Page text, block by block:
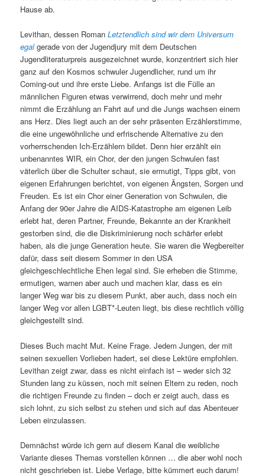
Hause ab.
Levithan, dessen RomanLetztendlich sind wir dem Universum
egalgerade von der Jugendjury mit dem Deutschen
Jugendliteraturpreis ausgezeichnet wurde, konzentriert sich hier
ganz auf den Kosmos schwuler Jugendlicher, rund um ihr
Coming-out und ihre erste Liebe. Anfangs ist die Fülle an
männlichen Figuren etwas verwirrend, doch mehr und mehr
nimmt die Erzählung an Fahrt auf und die Jungs wachsen einem
ans Herz. Dies liegt auch an der sehr präsenten Erzählerstimme,
die eine ungewöhnliche und erfrischende Alternative zu den
vorherrschenden Ich-Erzählern bildet. Denn hier erzählt ein
unbenanntes WIR, ein Chor, der den jungen Schwulen fast
väterlich über die Schulter schaut, sie ermutigt, Tipps gibt, von
eigenen Erfahrungen berichtet, von eigenen Ängsten, Sorgen und
Freuden. Es ist ein Chor einer Generation von Schwulen, die
Anfang der 90er Jahre die AIDS-Katastrophe am eigenen Leib
erlebt hat, deren Partner, Freunde, Bekannte an der Krankheit
gestorben sind, die die Diskriminierung noch schärfer erlebt
haben, als die junge Generation heute. Sie waren die Wegbereiter
dafür, dass seit diesem Sommer in den USA
gleichgeschlechtliche Ehen legal sind. Sie erheben die Stimme,
ermutigen, warnen aber auch und machen klar, dass es ein
langer Weg war bis zu diesem Punkt, aber auch, dass noch ein
langer Weg vor allen LGBT*-Leuten liegt, bis diese rechtlich völlig
gleichgestellt sind.
Dieses Buch macht Mut. Keine Frage. Jedem Jungen, der mit
seinen sexuellen Vorlieben hadert, sei diese Lektüre empfohlen.
Levithan zeigt zwar, dass es nicht einfach ist – weder sich 32
Stunden lang zu küssen, noch mit seinen Eltern zu reden, noch
die richtigen Freunde zu finden – doch er zeigt auch, dass es
sich lohnt, zu sich selbst zu stehen und sich auf das Abenteuer
Leben einzulassen.
Demnächst würde ich gern auf diesem Kanal die weibliche
Variante dieses Themas vorstellen können … die aber wohl noch
nicht geschrieben ist. Liebe Verlage, bitte kümmert euch darum!